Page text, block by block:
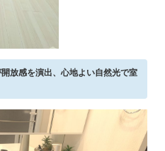
放感を演出、心地よい自然光で室